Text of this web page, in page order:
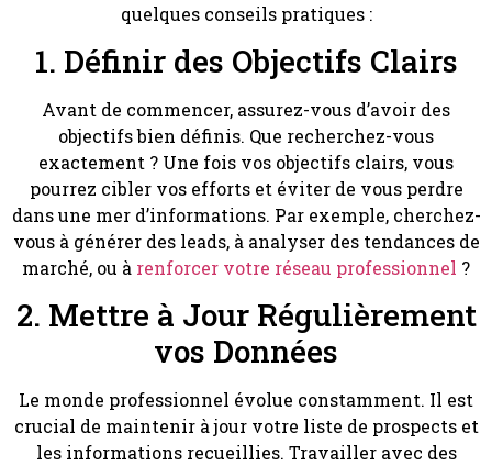
quelques conseils pratiques :
1. Définir des Objectifs Clairs
Avant de commencer, assurez-vous d’avoir des
objectifs bien définis. Que recherchez-vous
exactement ? Une fois vos objectifs clairs, vous
pourrez cibler vos efforts et éviter de vous perdre
dans une mer d’informations. Par exemple, cherchez-
vous à générer des leads, à analyser des tendances de
marché, ou à renforcer votre réseau professionnel ?
2. Mettre à Jour Régulièrement
vos Données
Le monde professionnel évolue constamment. Il est
crucial de maintenir à jour votre liste de prospects et
les informations recueillies. Travailler avec des